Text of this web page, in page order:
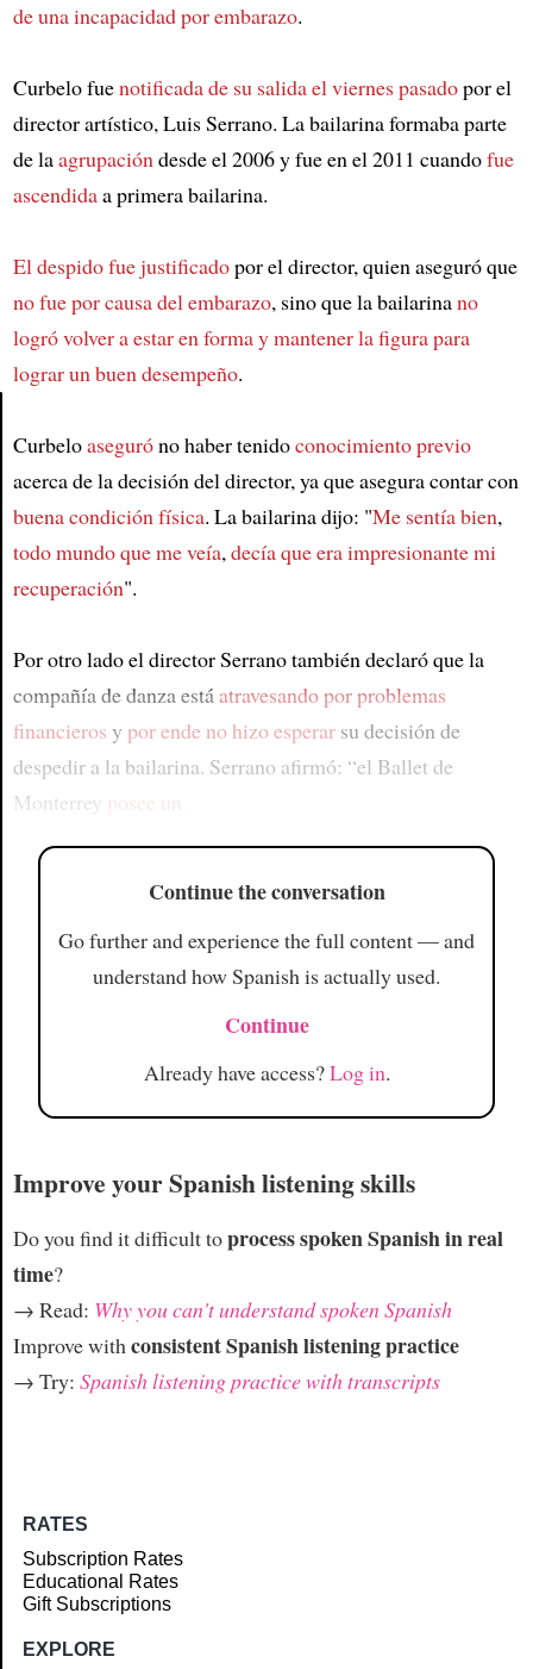
de una incapacidad por embarazo.
Curbelo fuenotificada de su salida el viernes pasadopor el
director artístico, Luis Serrano. La bailarina formaba parte
de laagrupacióndesde el 2006 y fue en el 2011 cuandofue
ascendidaa primera bailarina.
El despido fue justificadopor el director, quien aseguró que
no fue por causa del embarazo, sino que la bailarinano
logró volver a estar en forma y mantener la figurapara
lograr un buen desempeño.
Curbeloaseguróno haber tenidoconocimiento previo
acerca de la decisión del director, ya que asegura contar con
buena condición física. La bailarina dijo: "Me sentía bien,
todo mundo que me veía,decía que era impresionante mi
recuperación".
Por otro lado el director Serrano también declaró que la
compañía de danza estáatravesando por problemas
financieros y por ende no hizo esperarsu decisión de
despedir a la bailarina. Serrano afirmó: “el Ballet de
Monterrey posee un
Continue the conversation
Go further and experience the full content — and
understand how Spanish is actually used.
Continue
Already have access?Log in.
Improve your Spanish listening skills
Do you find it difficult toprocess spoken Spanish in real
time?
→ Read: Why you can't understand spoken Spanish
Improve with consistent Spanish listening practice
→ Try: Spanish listening practice with transcripts
RATES
Subscription Rates
Educational Rates
Gift Subscriptions
EXPLORE